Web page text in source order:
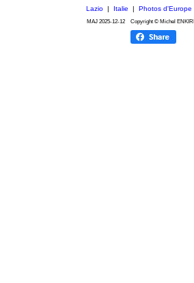
Lazio| Italie | Photos d'Europe
MAJ 2025-12-12Copyright © Michel ENKIRI